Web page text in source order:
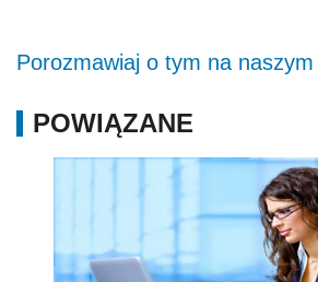
Porozmawiaj o tym na naszym
POWIĄZANE